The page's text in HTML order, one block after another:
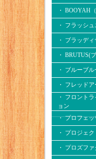
・ BOOYAH
・ フラッシ
・ ブラッデ
・ BRUTUS(
・ ブルーブル
・ フレッド
・ フロント
ョン
・ プロフェッ
・ プロジェ
・ プロズフ